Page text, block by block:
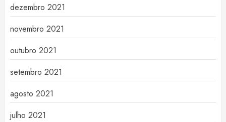
dezembro 2021
novembro 2021
outubro 2021
setembro 2021
agosto 2021
julho 2021